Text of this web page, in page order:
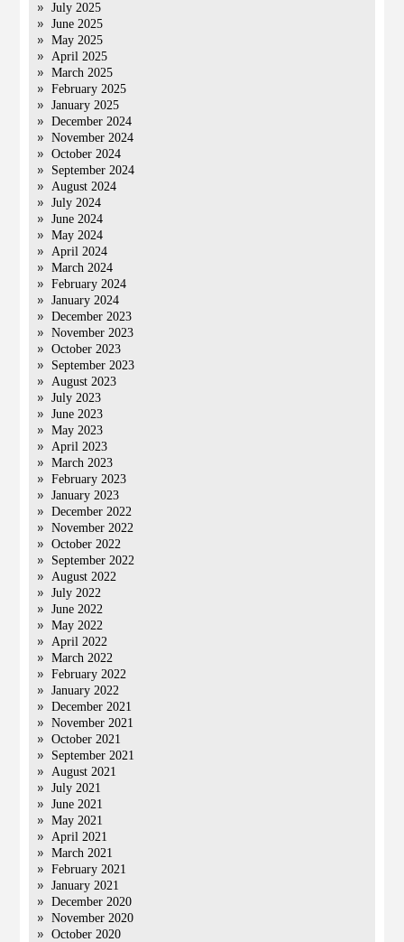
July 2025
June 2025
May 2025
April 2025
March 2025
February 2025
January 2025
December 2024
November 2024
October 2024
September 2024
August 2024
July 2024
June 2024
May 2024
April 2024
March 2024
February 2024
January 2024
December 2023
November 2023
October 2023
September 2023
August 2023
July 2023
June 2023
May 2023
April 2023
March 2023
February 2023
January 2023
December 2022
November 2022
October 2022
September 2022
August 2022
July 2022
June 2022
May 2022
April 2022
March 2022
February 2022
January 2022
December 2021
November 2021
October 2021
September 2021
August 2021
July 2021
June 2021
May 2021
April 2021
March 2021
February 2021
January 2021
December 2020
November 2020
October 2020